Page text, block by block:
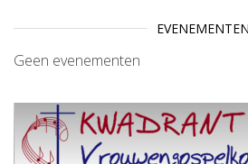
EVENEMENTEN
Geen evenementen